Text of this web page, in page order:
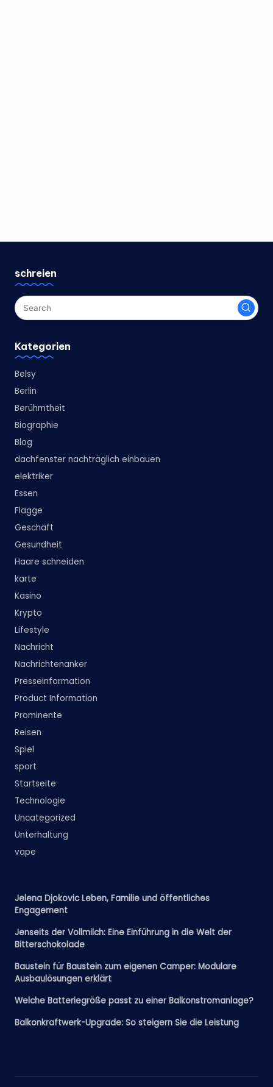
schreien
Kategorien
Belsy
Berlin
Berühmtheit
Biographie
Blog
dachfenster nachträglich einbauen
elektriker
Essen
Flagge
Geschäft
Gesundheit
Haare schneiden
karte
Kasino
Krypto
Lifestyle
Nachricht
Nachrichtenanker
Presseinformation
Product Information
Prominente
Reisen
Spiel
sport
Startseite
Technologie
Uncategorized
Unterhaltung
vape
Jelena Djokovic Leben, Familie und öffentliches
Engagement
Jenseits der Vollmilch: Eine Einführung in die Welt der
Bitterschokolade
Baustein für Baustein zum eigenen Camper: Modulare
Ausbaulösungen erklärt
Welche Batteriegröße passt zu einer Balkonstromanlage?
Balkonkraftwerk-Upgrade: So steigern Sie die Leistung